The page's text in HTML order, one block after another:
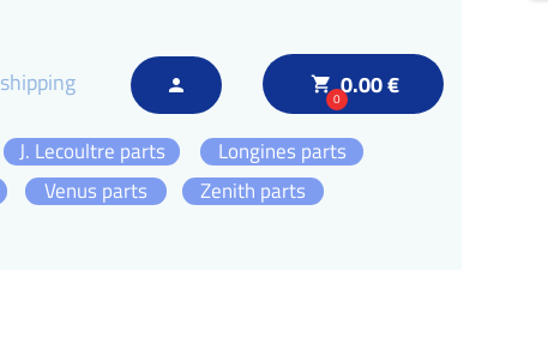
local_grocery_store
00.00 €
person
shipping
Zenith parts
Longines parts
J. Lecoultre parts
Venus parts